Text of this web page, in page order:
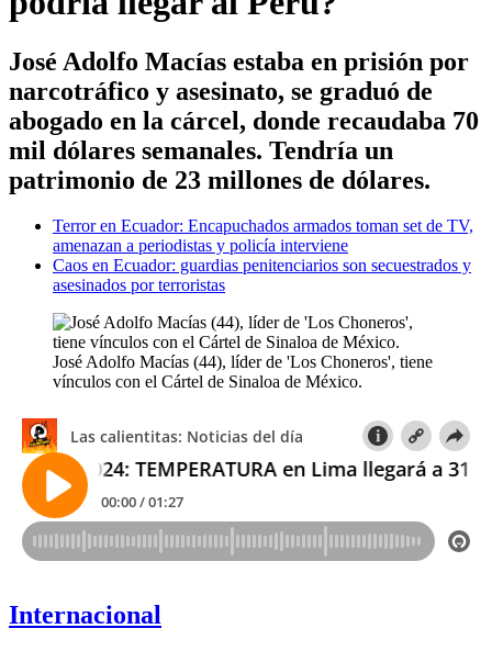
José Adolfo Macías estaba en prisión por
narcotráfico y asesinato, se graduó de
abogado en la cárcel, donde recaudaba 70
mil dólares semanales. Tendría un
patrimonio de 23 millones de dólares.
Terror en Ecuador: Encapuchados armados toman set de TV,
amenazan a periodistas y policía interviene
Caos en Ecuador: guardias penitenciarios son secuestrados y
asesinados por terroristas
José Adolfo Macías (44), líder de 'Los Choneros', tiene
vínculos con el Cártel de Sinaloa de México.
Internacional